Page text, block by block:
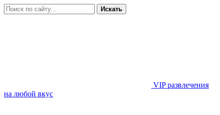
Искать
VIP развлечения
на любой вкус